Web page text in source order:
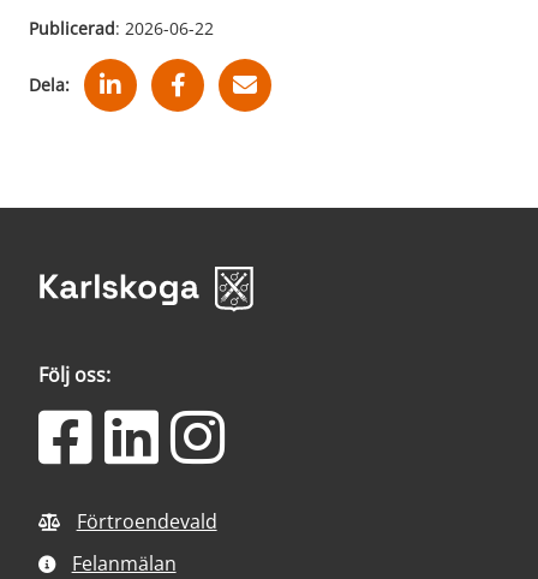
Publicerad: 2026-06-22
Dela:
Följ oss:
Förtroendevald
Felanmälan